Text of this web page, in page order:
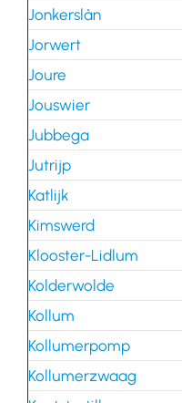
Jonkerslân
Jorwert
Joure
Jouswier
Jubbega
Jutrijp
Katlijk
Kimswerd
Klooster-Lidlum
Kolderwolde
Kollum
Kollumerpomp
Kollumerzwaag